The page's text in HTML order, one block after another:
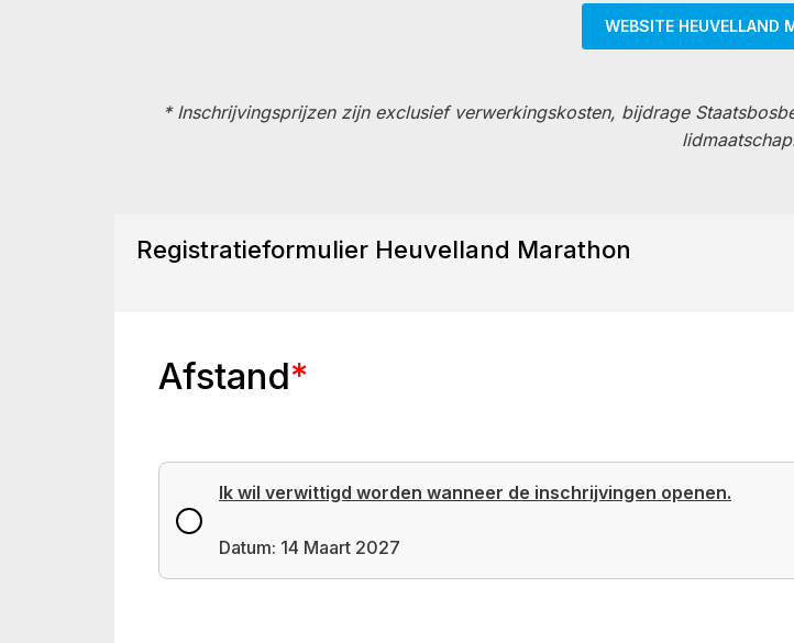
WEBSITE HEUVELLAND
* Inschrijvingsprijzen zijn exclusief verwerkingskosten, bijdrage
Registratieformulier Heuvelland Marathon
Afstand*
Ik wil verwittigd worden wanneer de inschrijvingen openen.
Datum: 14 Maart 2027